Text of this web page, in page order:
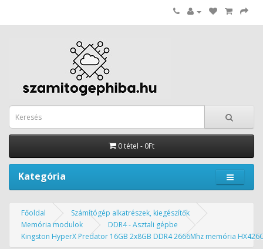
0 tétel - 0Ft
Kategória
Főoldal
Számítógép alkatrészek, kiegészítők
Memória modulok
DDR4 - Asztali gépbe
Kingston HyperX Predator 16GB 2x8GB DDR4 2666Mhz memória